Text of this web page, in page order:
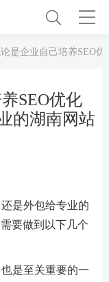
论是企业自己培养SEO
SEO优化
的湖南网站
是外包给专业的
要做到以下几个
是至关重要的一